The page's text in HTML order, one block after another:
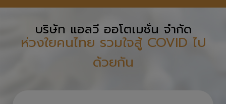
บริษัท แอลวี ออโตเมชั่น จำกัด
ห่วงใยคนไทย รวมใจสู้ COVID ไป
ด้วยกัน